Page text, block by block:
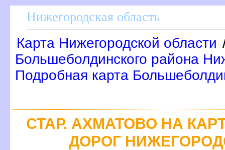
Нижегородская область
Карта Нижегородской области
Большеболдинского района
Подробная карта
СТАР. АХМАТОВО НА
ДОРОГ